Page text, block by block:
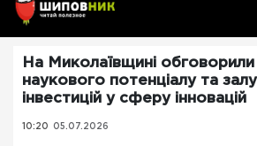
На Миколаївщині
наукового потенціалу та
інвестицій у сферу інновацій
10:20 05.07.2026